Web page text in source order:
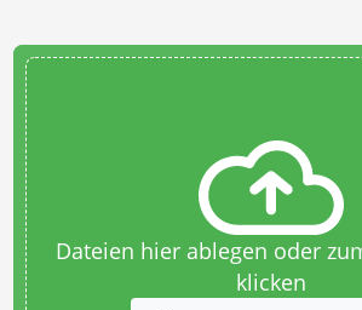
Dateien hier ablegen oder
klicken